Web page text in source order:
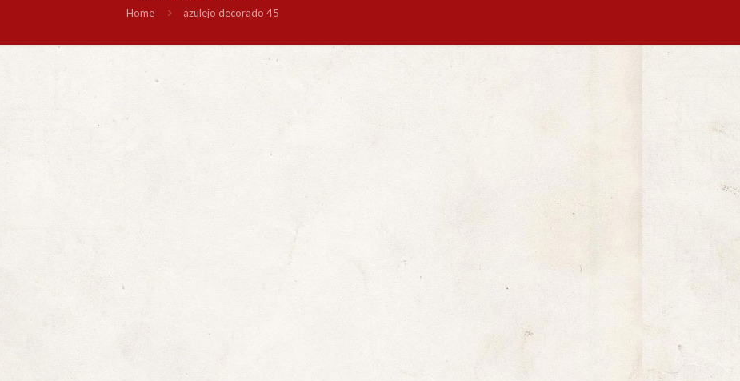
Home azulejo decorado 45